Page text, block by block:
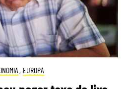
, EUROPA